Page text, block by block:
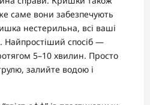
саме вони забезпечують
нестерильна, всі ваші
Найпростіший спосіб —
5–10 хвилин. Просто
залийте водою і